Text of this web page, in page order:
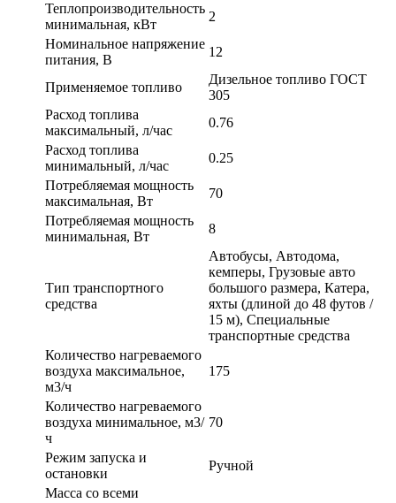
Теплопроизводительность
минимальная, кВт
2
Номинальное напряжение
питания, В
12
Применяемое топливо
Дизельное топливо ГОСТ
305
Расход топлива
максимальный, л/час
0.76
Расход топлива
минимальный, л/час
0.25
Потребляемая мощность
максимальная, Вт
70
Потребляемая мощность
минимальная, Вт
8
Тип транспортного
средства
Автобусы, Автодома,
кемперы, Грузовые авто
большого размера, Катера,
яхты (длиной до 48 футов /
15 м), Специальные
транспортные средства
Количество нагреваемого
воздуха максимальное,
м3/ч
175
Количество нагреваемого
воздуха минимальное, м3/
ч
70
Режим запуска и
остановки
Ручной
Масса со всеми